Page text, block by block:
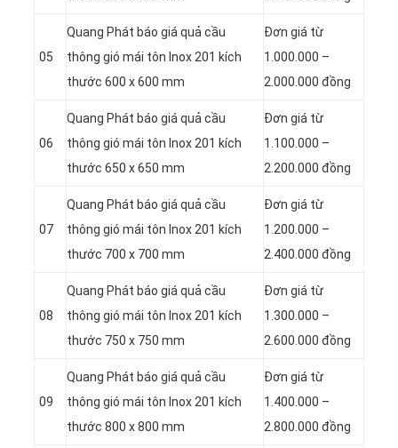
05
Quang Phát báo giá quả cầu
thông gió mái tôn Inox 201 kích
thước 600 x 600 mm
Đơn giá từ
1.000.000 –
2.000.000 đồng
06
Quang Phát báo giá quả cầu
thông gió mái tôn Inox 201 kích
thước 650 x 650 mm
Đơn giá từ
1.100.000 –
2.200.000 đồng
07
Quang Phát báo giá quả cầu
thông gió mái tôn Inox 201 kích
thước 700 x 700 mm
Đơn giá từ
1.200.000 –
2.400.000 đồng
08
Quang Phát báo giá quả cầu
thông gió mái tôn Inox 201 kích
thước 750 x 750 mm
Đơn giá từ
1.300.000 –
2.600.000 đồng
09
Quang Phát báo giá quả cầu
thông gió mái tôn Inox 201 kích
thước 800 x 800 mm
Đơn giá từ
1.400.000 –
2.800.000 đồng